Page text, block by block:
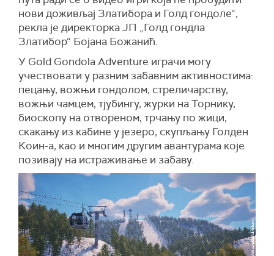
нови доживљај Златибора и Голд гондоле“,
рекла је директорка ЈП „Голд гондла
Златибор“ Бојана Божанић.
У Gold Gondola Adventure играчи могу
учествовати у разним забавним активностима:
пецању, вожњи гондолом, стреличарству,
вожњи чамцем, тјубингу, журки на Торнику,
биоскопу на отвореном, трчању по жици,
скакању из кабине у језеро, скупљању Голден
Коин-а, као и многим другим авантурама које
позивају на истраживање и забаву.